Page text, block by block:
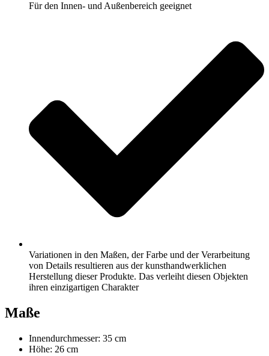
Für den Innen- und Außenbereich geeignet
Variationen in den Maßen, der Farbe und der Verarbeitung
von Details resultieren aus der kunsthandwerklichen
Herstellung dieser Produkte. Das verleiht diesen Objekten
ihren einzigartigen Charakter
Maße
Innendurchmesser: 35 cm
Höhe: 26 cm